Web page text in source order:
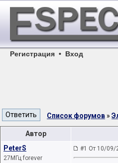
Регистрация • Вход
Список форумов »
Автор
PeterS
27МГц forever
#1 От 10/09/